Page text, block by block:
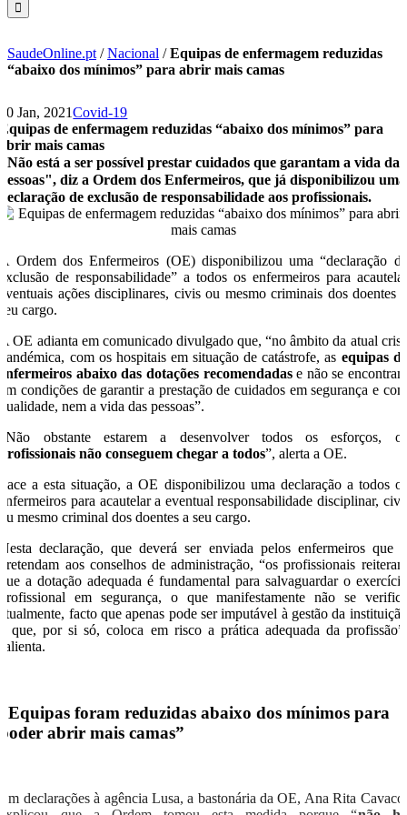
SaudeOnline.pt /Nacional /Equipas de enfermagem reduzidas
“abaixo dos mínimos” para abrir mais camas
20 Jan, 2021Covid-19
Equipas de enfermagem reduzidas “abaixo dos mínimos” para
abrir mais camas
"Não está a ser possível prestar cuidados que garantam a vida das
pessoas", diz a Ordem dos Enfermeiros, que já disponibilizou uma
declaração de exclusão de responsabilidade aos profissionais.
A Ordem dos Enfermeiros (OE) disponibilizou uma “declaração de
exclusão de responsabilidade” a todos os enfermeiros para acautelar
eventuais ações disciplinares, civis ou mesmo criminais dos doentes a
seu cargo.
A OE adianta em comunicado divulgado que, “no âmbito da atual crise
pandémica, com os hospitais em situação de catástrofe, as equipas de
enfermeiros abaixo das dotações recomendadase não se encontram
em condições de garantir a prestação de cuidados em segurança e com
qualidade, nem a vida das pessoas”.
“Não obstante estarem a desenvolver todos os esforços, os
profissionais não conseguem chegar a todos”, alerta a OE.
Face a esta situação, a OE disponibilizou uma declaração a todos os
enfermeiros para acautelar a eventual responsabilidade disciplinar, civil
ou mesmo criminal dos doentes a seu cargo.
Nesta declaração, que deverá ser enviada pelos enfermeiros que o
pretendam aos conselhos de administração, “os profissionais reiteram
que a dotação adequada é fundamental para salvaguardar o exercício
profissional em segurança, o que manifestamente não se verifica
atualmente, facto que apenas pode ser imputável à gestão da instituição
e que, por si só, coloca em risco a prática adequada da profissão”,
salienta.
“Equipas foram reduzidas abaixo dos mínimos para
poder abrir mais camas”
Em declarações à agência Lusa, a bastonária da OE, Ana Rita Cavaco,